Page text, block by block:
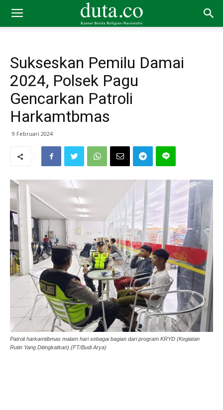
Sukseskan Pemilu Damai
2024, Polsek Pagu
Gencarkan Patroli
Harkamtbmas
9 Februari 2024
Patroli harkamtibmas malam hari sebagai bagian dari program KRYD (Kegiatan
Rutin Yang Ditingkatkan).(FT/Budi Arya)